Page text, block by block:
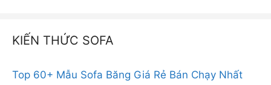
KIẾN THỨC SOFA
Top 60+ Mẫu Sofa Băng Giá Rẻ Bán Chạy Nhất